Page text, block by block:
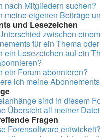
nach Mitgliedern suchen?
meine eigenen Beiträge
und Lesezeichen
zwischen
für ein Thema
ein Lesezeichen auf ein
ein Forum abonnieren?
ich meine
sind in diesem
Übersicht all meiner
Fragen
Forensoftware entwickelt?